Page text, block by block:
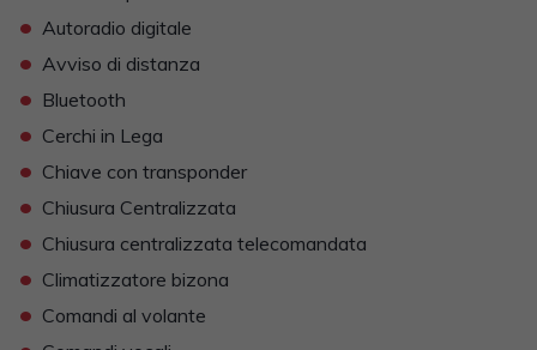
• Autoradio digitale
• Avviso di distanza
• Bluetooth
• Cerchi in Lega
• Chiave con transponder
• Chiusura Centralizzata
• Chiusura centralizzata telecomandata
• Climatizzatore bizona
• Comandi al volante